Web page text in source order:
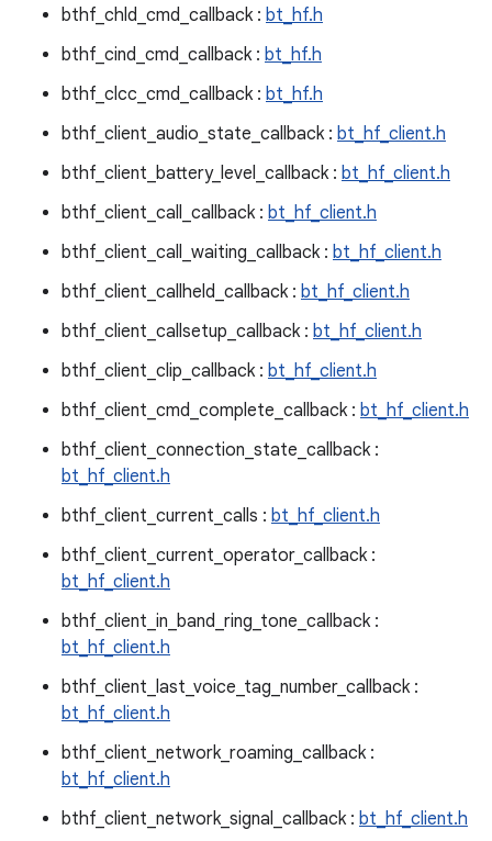
bthf_chld_cmd_callback : bt_hf.h
bthf_cind_cmd_callback : bt_hf.h
bthf_clcc_cmd_callback : bt_hf.h
bthf_client_audio_state_callback : bt_hf_client.h
bthf_client_battery_level_callback : bt_hf_client.h
bthf_client_call_callback : bt_hf_client.h
bthf_client_call_waiting_callback : bt_hf_client.h
bthf_client_callheld_callback : bt_hf_client.h
bthf_client_callsetup_callback : bt_hf_client.h
bthf_client_clip_callback : bt_hf_client.h
bthf_client_cmd_complete_callback : bt_hf_client.h
bthf_client_connection_state_callback :
bt_hf_client.h
bthf_client_current_calls : bt_hf_client.h
bthf_client_current_operator_callback :
bt_hf_client.h
bthf_client_in_band_ring_tone_callback :
bt_hf_client.h
bthf_client_last_voice_tag_number_callback :
bt_hf_client.h
bthf_client_network_roaming_callback :
bt_hf_client.h
bthf_client_network_signal_callback : bt_hf_client.h